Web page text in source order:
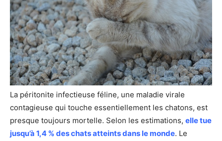
La péritonite infectieuse féline, une maladie virale
contagieuse qui touche essentiellement les chatons, est
presque toujours mortelle. Selon les estimations, elle tue
jusqu’à 1,4 % des chats atteints dans le monde. Le